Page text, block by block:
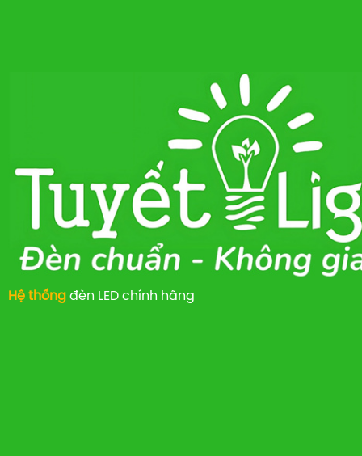
Hệ thống đèn LED chính hãng